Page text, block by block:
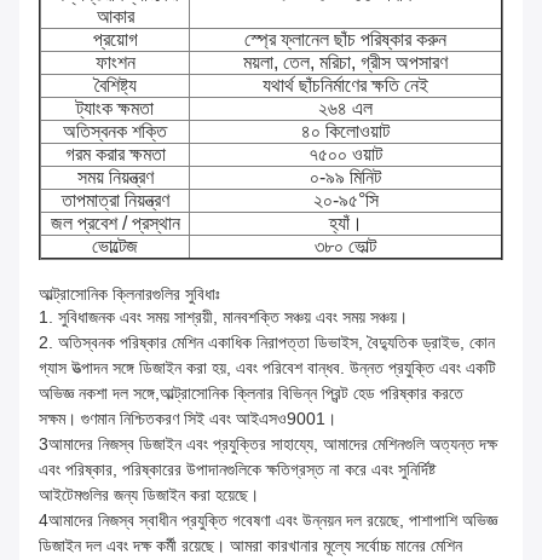
আকার
প্রয়োগ
স্প্রে ফ্লানেল ছাঁচ পরিষ্কার করুন
ফাংশন
ময়লা, তেল, মরিচা, গ্রীস অপসারণ
বৈশিষ্ট্য
যথার্থ ছাঁচনির্মাণের ক্ষতি নেই
ট্যাংক ক্ষমতা
২৬৪ এল
অতিস্বনক শক্তি
৪০ কিলোওয়াট
গরম করার ক্ষমতা
৭৫০০ ওয়াট
সময় নিয়ন্ত্রণ
০-৯৯ মিনিট
তাপমাত্রা নিয়ন্ত্রণ
২০-৯৫°সি
জল প্রবেশ / প্রস্থান
হ্যাঁ।
ভোল্টেজ
৩৮০ ভোল্ট
আল্ট্রাসোনিক ক্লিনারগুলির সুবিধাঃ
1. সুবিধাজনক এবং সময় সাশ্রয়ী, মানবশক্তি সঞ্চয় এবং সময় সঞ্চয়।
2. অতিস্বনক পরিষ্কার মেশিন একাধিক নিরাপত্তা ডিভাইস, বৈদ্যুতিক ড্রাইভ, কোন
গ্যাস উত্পাদন সঙ্গে ডিজাইন করা হয়, এবং পরিবেশ বান্ধব. উন্নত প্রযুক্তি এবং একটি
অভিজ্ঞ নকশা দল সঙ্গে,আল্ট্রাসোনিক ক্লিনার বিভিন্ন প্রিন্ট হেড পরিষ্কার করতে
সক্ষম। গুণমান নিশ্চিতকরণ সিই এবং আইএসও9001।
3আমাদের নিজস্ব ডিজাইন এবং প্রযুক্তির সাহায্যে, আমাদের মেশিনগুলি অত্যন্ত দক্ষ
এবং পরিষ্কার, পরিষ্কারের উপাদানগুলিকে ক্ষতিগ্রস্ত না করে এবং সুনির্দিষ্ট
আইটেমগুলির জন্য ডিজাইন করা হয়েছে।
4আমাদের নিজস্ব স্বাধীন প্রযুক্তি গবেষণা এবং উন্নয়ন দল রয়েছে, পাশাপাশি অভিজ্ঞ
ডিজাইন দল এবং দক্ষ কর্মী রয়েছে। আমরা কারখানার মূল্যে সর্বোচ্চ মানের মেশিন